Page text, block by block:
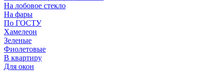
На лобовое стекло
На фары
По ГОСТУ
Хамелеон
Зеленые
Фиолетовые
В квартиру
Для окон